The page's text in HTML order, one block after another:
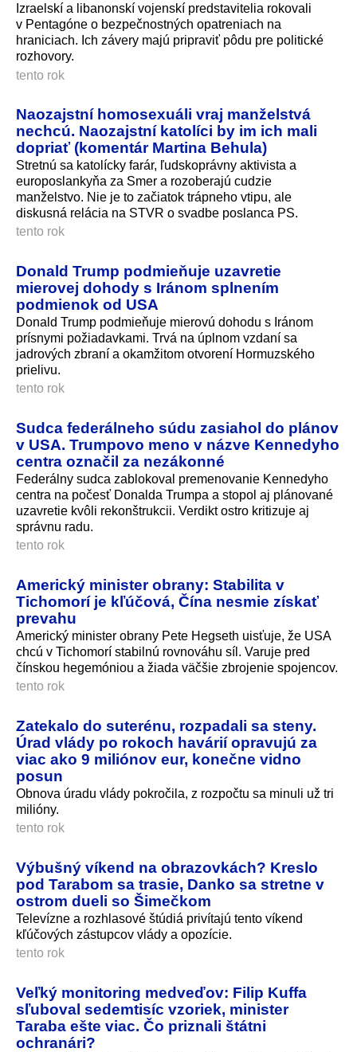
Izraelskí a libanonskí vojenskí predstavitelia rokovali
v Pentagóne o bezpečnostných opatreniach na
hraniciach. Ich závery majú pripraviť pôdu pre politické
rozhovory.
tento rok
Naozajstní homosexuáli vraj manželstvá
nechcú. Naozajstní katolíci by im ich mali
dopriať (komentár Martina Behula)
Stretnú sa katolícky farár, ľudskoprávny aktivista a
europoslankyňa za Smer a rozoberajú cudzie
manželstvo. Nie je to začiatok trápneho vtipu, ale
diskusná relácia na STVR o svadbe poslanca PS.
tento rok
Donald Trump podmieňuje uzavretie
mierovej dohody s Iránom splnením
podmienok od USA
Donald Trump podmieňuje mierovú dohodu s Iránom
prísnymi požiadavkami. Trvá na úplnom vzdaní sa
jadrových zbraní a okamžitom otvorení Hormuzského
prielivu.
tento rok
Sudca federálneho súdu zasiahol do plánov
v USA. Trumpovo meno v názve Kennedyho
centra označil za nezákonné
Federálny sudca zablokoval premenovanie Kennedyho
centra na počesť Donalda Trumpa a stopol aj plánované
uzavretie kvôli rekonštrukcii. Verdikt ostro kritizuje aj
správnu radu.
tento rok
Americký minister obrany: Stabilita v
Tichomorí je kľúčová, Čína nesmie získať
prevahu
Americký minister obrany Pete Hegseth uisťuje, že USA
chcú v Tichomorí stabilnú rovnováhu síl. Varuje pred
čínskou hegemóniou a žiada väčšie zbrojenie spojencov.
tento rok
Zatekalo do suterénu, rozpadali sa steny.
Úrad vlády po rokoch havárií opravujú za
viac ako 9 miliónov eur, konečne vidno
posun
Obnova úradu vlády pokročila, z rozpočtu sa minuli už tri
milióny.
tento rok
Výbušný víkend na obrazovkách? Kreslo
pod Tarabom sa trasie, Danko sa stretne v
ostrom dueli so Šimečkom
Televízne a rozhlasové štúdiá privítajú tento víkend
kľúčových zástupcov vlády a opozície.
tento rok
Veľký monitoring medveďov: Filip Kuffa
sľuboval sedemtisíc vzoriek, minister
Taraba ešte viac. Čo priznali štátni
ochranári?